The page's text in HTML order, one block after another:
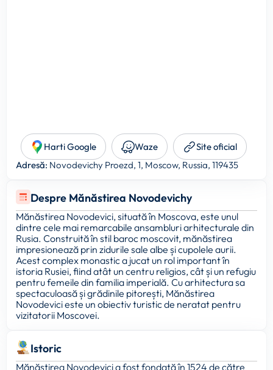
Despre Mănăstirea Novodevichy
Mănăstirea Novodevici, situată în Moscova, este unul
dintre cele mai remarcabile ansambluri arhitecturale din
Rusia. Construită în stil baroc moscovit, mănăstirea
impresionează prin zidurile sale albe și cupolele aurii.
Acest complex monastic a jucat un rol important în
istoria Rusiei, fiind atât un centru religios, cât și un refugiu
pentru femeile din familia imperială. Cu arhitectura sa
spectaculoasă și grădinile pitorești, Mănăstirea
Novodevici este un obiectiv turistic de neratat pentru
vizitatorii Moscovei.
Istoric
Mănăstirea Novodevici a fost fondată în 1524 de către
Harti Google Waze
Site oficial
Adresă: Novodevichy Proezd, 1, Moscow, Russia, 119435